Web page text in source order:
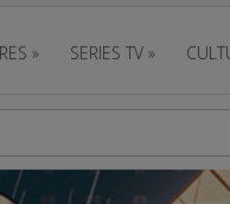
» SERIES TV »